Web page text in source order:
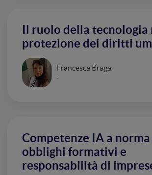
Il ruolo della tecnologia
protezione dei diritti
Francesca Braga
-
Competenze IA a norma
obblighi formativi e
responsabilità di